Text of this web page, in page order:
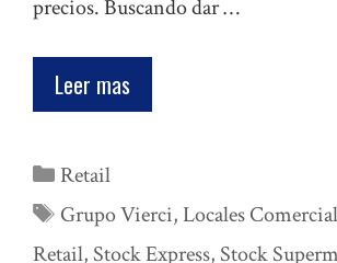
precios. Buscando dar …
Leer mas
Categorías
Retail
Etiquetas
Grupo Vierci,Locales
Retail, Stock Express, Stock